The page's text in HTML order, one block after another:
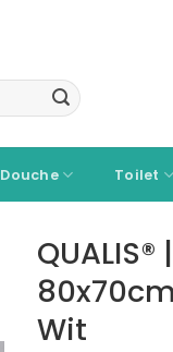
Douche Toilet
QUALIS®
Wit